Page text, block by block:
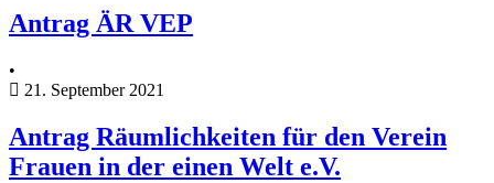
Antrag ÄR VEP
•
21. September 2021
Antrag Räumlichkeiten für den Verein
Frauen in der einen Welt e.V.